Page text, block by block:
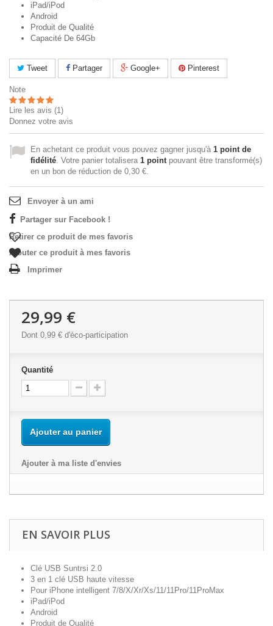
iPad/iPod
Android
Produit de Qualité
Capacité De 64Gb
Tweet Partager Google+ Pinterest
Note
Lire les avis (1)
Donnez votre avis
En achetant ce produit vous pouvez gagner jusqu'à 1 point de
fidélité. Votre panier totalisera 1 pointpouvant être transformé(s)
en un bon de réduction de 0,30 €.
Envoyer à un ami
Partager sur Facebook !
Retirer ce produit de mes favoris
Ajouter ce produit à mes favoris
Imprimer
29,99 €
Dont 0,99 € d'éco-participation
Quantité
Ajouter au panier
Ajouter à ma liste d'envies
EN SAVOIR PLUS
Clé USB Suntrsi 2.0
3 en 1 clé USB haute vitesse
Pour iPhone intelligent 7/8/X/Xr/Xs/11/11Pro/11ProMax
iPad/iPod
Android
Produit de Qualité